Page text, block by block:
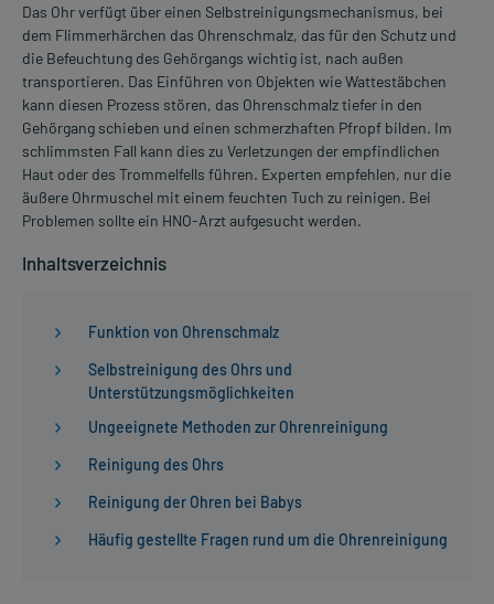
Das Ohr verfügt über einen Selbstreinigungsmechanismus, bei
dem Flimmerhärchen das Ohrenschmalz, das für den Schutz und
die Befeuchtung des Gehörgangs wichtig ist, nach außen
transportieren. Das Einführen von Objekten wie Wattestäbchen
kann diesen Prozess stören, das Ohrenschmalz tiefer in den
Gehörgang schieben und einen schmerzhaften Pfropf bilden. Im
schlimmsten Fall kann dies zu Verletzungen der empfindlichen
Haut oder des Trommelfells führen. Experten empfehlen, nur die
äußere Ohrmuschel mit einem feuchten Tuch zu reinigen. Bei
Problemen sollte ein HNO-Arzt aufgesucht werden.
Inhaltsverzeichnis
Funktion von Ohrenschmalz
Selbstreinigung des Ohrs und
Unterstützungsmöglichkeiten
Ungeeignete Methoden zur Ohrenreinigung
Reinigung des Ohrs
Reinigung der Ohren bei Babys
Häufig gestellte Fragen rund um die Ohrenreinigung